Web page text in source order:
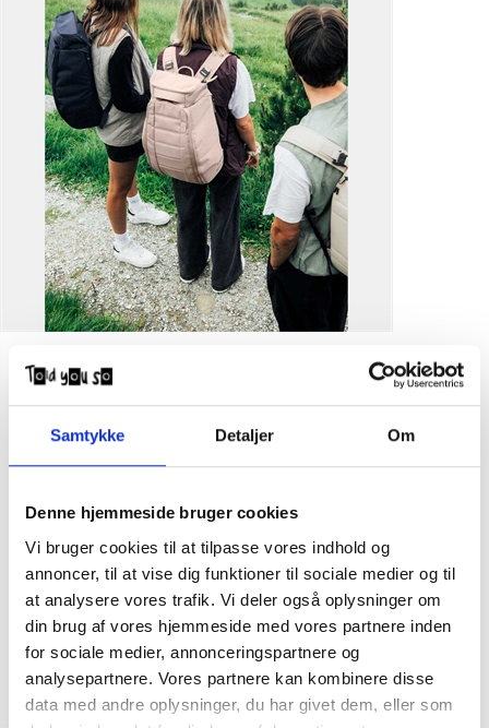
Samtykke Detaljer Om
Denne hjemmeside bruger cookies
Vi bruger cookies til at tilpasse vores indhold og
annoncer, til at vise dig funktioner til sociale medier og til
at analysere vores trafik. Vi deler også oplysninger om
din brug af vores hjemmeside med vores partnere inden
for sociale medier, annonceringspartnere og
analysepartnere. Vores partnere kan kombinere disse
data med andre oplysninger, du har givet dem, eller som